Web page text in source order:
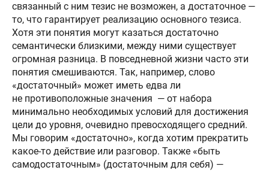
связанный с ним тезис не возможен, а достаточное —
то, что гарантирует реализацию основного тезиса.
Хотя эти понятия могут казаться достаточно
семантически близкими, между ними существует
огромная разница. В повседневной жизни часто эти
понятия смешиваются. Так, например, слово
«достаточный» может иметь едва ли
не противоположные значения — от набора
минимально необходимых условий для достижения
цели до уровня, очевидно превосходящего средний.
Мы говорим «достаточно», когда хотим прекратить
какое-то действие или разговор. Также «быть
самодостаточным» (достаточным для себя) —